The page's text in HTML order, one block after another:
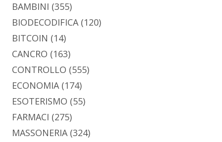
BAMBINI (355)
BIODECODIFICA(120)
BITCOIN (14)
CANCRO (163)
CONTROLLO (555)
ECONOMIA(174)
ESOTERISMO (55)
FARMACI (275)
MASSONERIA(324)